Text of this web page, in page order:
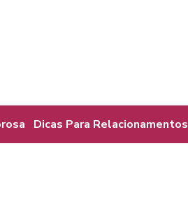
Dicas Para Relacionamentos